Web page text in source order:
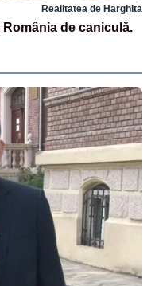
Realitatea de Harghita
de caniculă.